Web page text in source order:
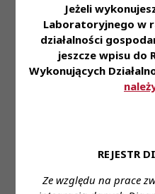
Jeżeli
Laboratoryjnego w
działalności
jeszcze wpisu do
Wykonujących
REJESTR
Ze względu na prace
16 listopada 2017 roku
w sprawie wpisu
medycznego
laboratorium
diagnostycznego do
7 grudnia 2017 roku
w sprawie wykreślenia
medycznego